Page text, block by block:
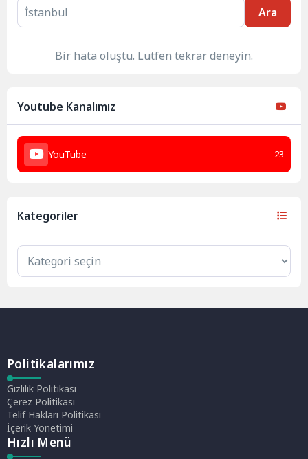
Ara
Bir hata oluştu. Lütfen tekrar deneyin.
Youtube Kanalımız
YouTube 23
Kategoriler
Politikalarımız
Gizlilik Politikası
Çerez Politikası
Telif Hakları Politikası
İçerik Yönetimi
Hızlı Menü